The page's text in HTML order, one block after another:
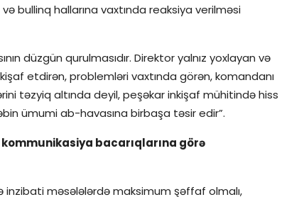
və bullinq hallarına vaxtında reaksiya verilməsi
düzgün qurulmasıdır. Direktor yalnız yoxlayan və
etdirən, problemləri vaxtında görən, komandanı
təzyiq altında deyil, peşəkar inkişaf mühitində hiss
ümumi ab-havasına birbaşa təsir edir”.
bacarıqlarına görə
inzibati məsələlərdə maksimum şəffaf olmalı,